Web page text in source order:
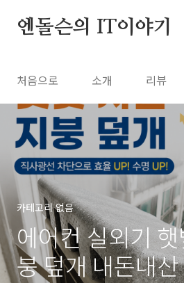
엔돌슨의 IT이야기
처음으로 소개 리뷰
카테고리 없음
에어컨 실외기
붕 덮개 내돈내